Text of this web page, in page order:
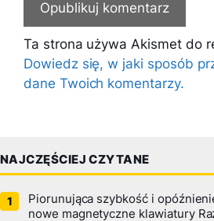
Ta strona używa Akismet do
Dowiedz się, w jaki sposób
dane Twoich komentarzy.
NAJCZĘŚCIEJ CZYTANE
Piorunująca szybkość i
nowe magnetyczne klawiatury